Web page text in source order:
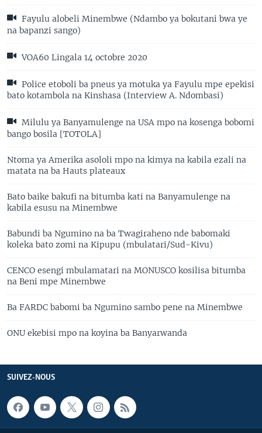
Fayulu alobeli Minembwe (Ndambo ya bokutani bwa ye
na bapanzi sango)
VOA60 Lingala 14 octobre 2020
Police etoboli ba pneus ya motuka ya Fayulu mpe epekisi
bato kotambola na Kinshasa (Interview A. Ndombasi)
Milulu ya Banyamulenge na USA mpo na kosenga bobomi
bango bosila [TOTOLA]
Ntoma ya Amerika asololi mpo na kimya na kabila ezali na
matata na ba Hauts plateaux
Bato baike bakufi na bitumba kati na Banyamulenge na
kabila esusu na Minembwe
Babundi ba Ngumino na ba Twagiraheno nde babomaki
koleka bato zomi na Kipupu (mbulatari/Sud-Kivu)
CENCO esengi mbulamatari na MONUSCO kosilisa bitumba
na Beni mpe Minembwe
Ba FARDC babomi ba Ngumino sambo pene na Minembwe
ONU ekebisi mpo na koyina ba Banyarwanda
SUIVEZ-NOUS